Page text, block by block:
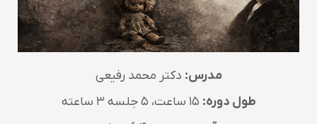
مدرس: دکتر محمد رفیعی
طول دوره: